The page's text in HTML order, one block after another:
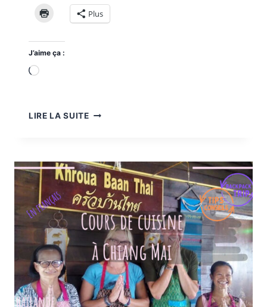
Plus
J’aime ça :
Chargement…
LIRE LA SUITE2
LANTA